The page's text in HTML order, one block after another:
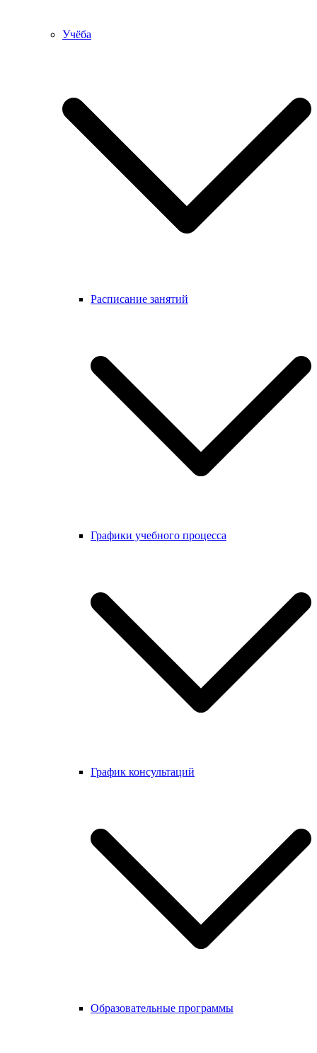
Учёба
Расписание занятий
Графики учебного процесса
График консультаций
Образовательные программы